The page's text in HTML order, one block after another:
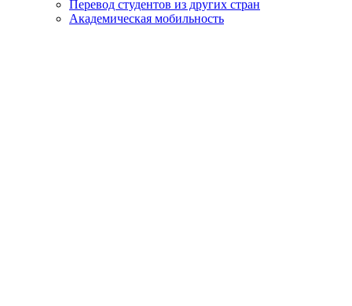
Перевод студентов из других стран
Академическая мобильность